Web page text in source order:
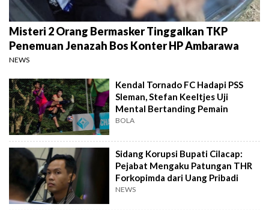
Misteri 2 Orang Bermasker Tinggalkan TKP
Penemuan Jenazah Bos Konter HP Ambarawa
NEWS
Kendal Tornado FC Hadapi PSS
Sleman, Stefan Keeltjes Uji
Mental Bertanding Pemain
BOLA
Sidang Korupsi Bupati Cilacap:
Pejabat Mengaku Patungan THR
Forkopimda dari Uang Pribadi
NEWS